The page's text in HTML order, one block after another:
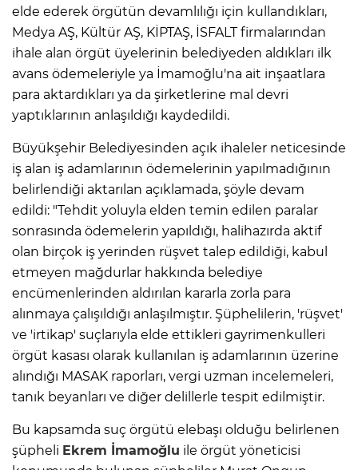
elde ederek örgütün devamlılığı için kullandıkları,
Medya AŞ, Kültür AŞ, KİPTAŞ, İSFALT firmalarından
ihale alan örgüt üyelerinin belediyeden aldıkları ilk
avans ödemeleriyle ya İmamoğlu'na ait inşaatlara
para aktardıkları ya da şirketlerine mal devri
yaptıklarının anlaşıldığı kaydedildi.
Büyükşehir Belediyesinden açık ihaleler neticesinde
iş alan iş adamlarının ödemelerinin yapılmadığının
belirlendiği aktarılan açıklamada, şöyle devam
edildi: "Tehdit yoluyla elden temin edilen paralar
sonrasında ödemelerin yapıldığı, halihazırda aktif
olan birçok iş yerinden rüşvet talep edildiği, kabul
etmeyen mağdurlar hakkında belediye
encümenlerinden aldırılan kararla zorla para
alınmaya çalışıldığı anlaşılmıştır. Şüphelilerin, 'rüşvet'
ve 'irtikap' suçlarıyla elde ettikleri gayrimenkulleri
örgüt kasası olarak kullanılan iş adamlarının üzerine
alındığı MASAK raporları, vergi uzman incelemeleri,
tanık beyanları ve diğer delillerle tespit edilmiştir.
Bu kapsamda suç örgütü elebaşı olduğu belirlenen
şüpheli Ekrem İmamoğlu ile örgüt yöneticisi